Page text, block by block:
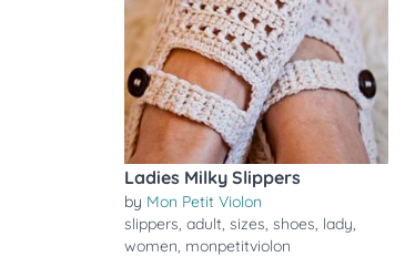
Ladies Milky Slippers
by Mon Petit Violon
slippers, adult, sizes, shoes, lady,
women, monpetitviolon